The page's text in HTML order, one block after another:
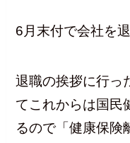
6月末付で会社を退
退職の挨拶に行っ
てこれからは国民
るので「健康保険